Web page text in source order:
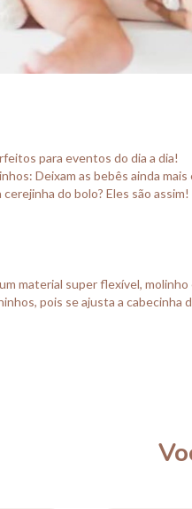
para eventos do dia a dia!
Deixam as bebês ainda
do bolo? Eles são assim!
material super flexível,
pois se ajusta a cabecinha